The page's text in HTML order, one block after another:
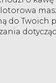
do Twoich